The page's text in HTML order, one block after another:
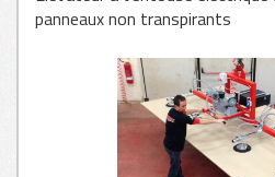
panneaux non transpirants